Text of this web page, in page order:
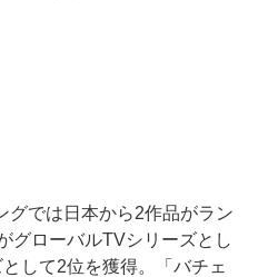
では日本から2作品がラン
グローバルTVシリーズとし
して2位を獲得。「バチェ